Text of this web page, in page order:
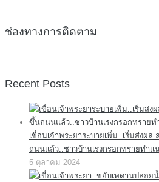
ช่องทางการติดตาม
Recent Posts
เขื่อนเจ้าพระยาระบายเพิ่ม..เริ่มส่งผ
ถนนแล้ว..ชาวบ้านเร่งกรอกทรายทำแ
5 ตุลาคม 2024